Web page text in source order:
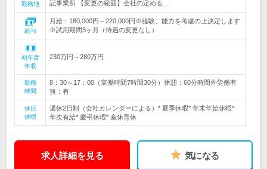
勤務地 記事業所 【変更の範囲】会社の定める…
給与
月給：180,000円～220,000円※経験、能力を考慮の上決定します
※試用期間3ヶ月（待遇の変更なし）
初年度
年収
230万円～280万円
勤務
時間
8：30～17：00（実働時間7時間30分）休憩：60分時間外労働有
無：有
休日
休暇
週休2日制（会社カレンダーによる）* 夏季休暇* 年末年始休暇*
年次有給* 慶弔休暇* 産休育休
求人詳細を見る 気になる